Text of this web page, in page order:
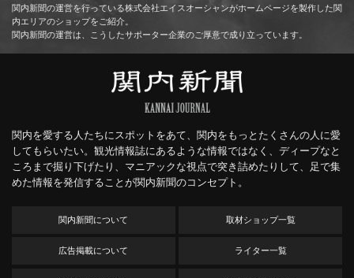
関内新聞の運営を行っている株式会社エイスオーシャンがホームページを製作した関
内エリアのショップをご紹介。
関内新聞の運営は、こうしたサポーター企業のご厚意で成り立っています。
関内を愛する人たちにスポットをあて、関内をもっとたくさんの人に愛
してもらいたい。観光情報誌にあるような情報ではなく、ディープなと
ころまで掘り下げたり、マニアックな視点で突き詰めたりして、足で集
めた情報を発信することが関内新聞のコンセプト。
関内新聞について 取材ショップ一覧
広告掲載について ライター一覧